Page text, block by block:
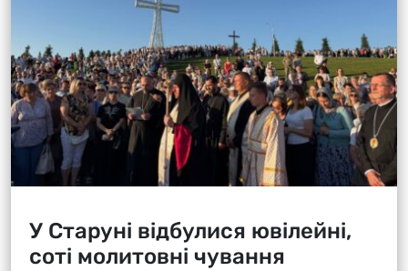
У Старуні відбулися ювілейні,
соті молитовні чування